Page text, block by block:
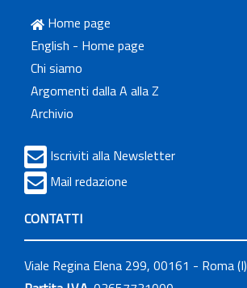
Home page
English - Home page
Chi siamo
Argomenti dalla A alla Z
Archivio
Iscriviti alla Newsletter
Mail redazione
CONTATTI
Viale Regina Elena 299, 00161 - Roma (I)